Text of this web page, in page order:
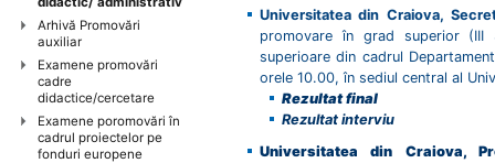
Arhivă Promovări
auxiliar
Examene promovări
cadre
didactice/cercetare
Examene poromovări în
cadrul proiectelor pe
fonduri europene
Universitatea din Craiova,
promovare în grad superior
superioare din cadrul
orele 10.00, în sediul central al
Rezultat final
Rezultat interviu
Universitatea din Craiova,